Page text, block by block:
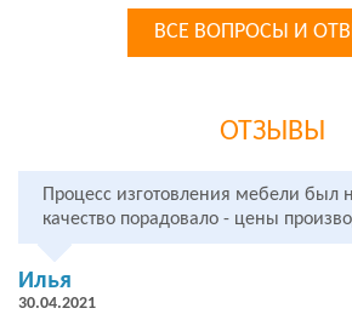
ВСЕ ВОПРОСЫ И
ОТЗЫВЫ
Процесс изготовления мебели
качество порадовало - цены
Илья
30.04.2021